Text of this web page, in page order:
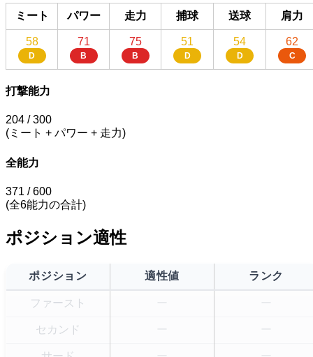
ミート パワー 走力 捕球 送球 肩力
58
D
71
B
75
B
51
D
54
D
62
C
打撃能力
204 / 300
(ミート + パワー + 走力)
全能力
371 / 600
(全6能力の合計)
ポジション適性
ポジション 適性値 ランク
ファースト
セカンド